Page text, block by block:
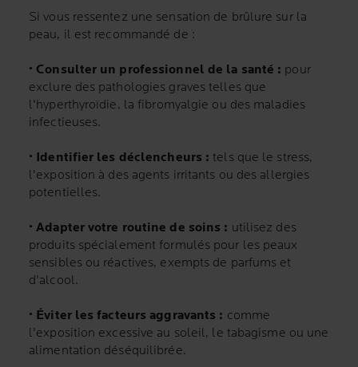
Si vous ressentez une sensation de brûlure sur la
peau, il est recommandé de :
• Consulter un professionnel de la santé : pour
exclure des pathologies graves telles que
l'hyperthyroïdie, la fibromyalgie ou des maladies
infectieuses.
• Identifier les déclencheurs : tels que le stress,
l'exposition à des agents irritants ou des allergies
potentielles.
• Adapter votre routine de soins : utilisez des
produits spécialement formulés pour les peaux
sensibles ou réactives, exempts de parfums et
d'alcool.
• Éviter les facteurs aggravants : comme
l'exposition excessive au soleil, le tabagisme ou une
alimentation déséquilibrée.